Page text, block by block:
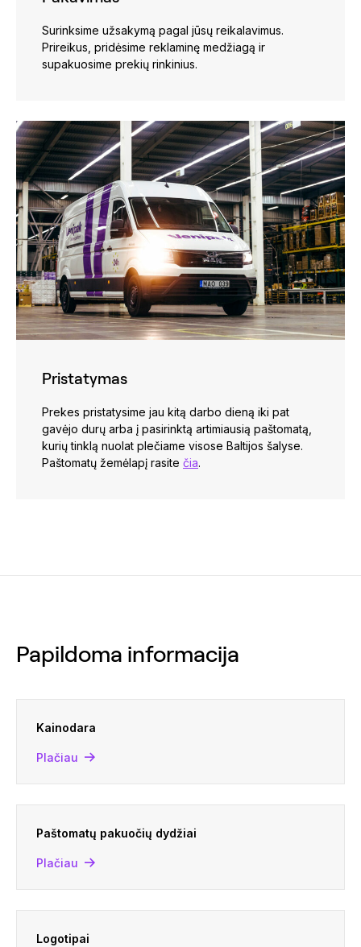
Surinksime užsakymą pagal jūsų reikalavimus.
Prireikus, pridėsime reklaminę medžiagą ir
supakuosime prekių rinkinius.
Pristatymas
Prekes pristatysime jau kitą darbo dieną iki pat
gavėjo durų arba į pasirinktą artimiausią paštomatą,
kurių tinklą nuolat plečiame visose Baltijos šalyse.
Paštomatų žemėlapį rasite čia.
Papildoma informacija
Kainodara
Plačiau
Paštomatų pakuočių dydžiai
Plačiau
Logotipai